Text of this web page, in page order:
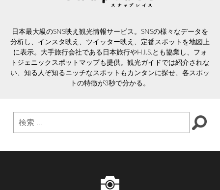
日本最大級のSNS映え観光情報サービス。SNSの様々なデータを
分析し、インスタ映え、ツイッター映え、定番スポットを地図上
に表示。大手旅行会社である日本旅行やH.I.S.とも協業し、フォ
トジェニックスポットマップも提供。観光ガイドでは紹介されな
い、知る人ぞ知るニッチなスポットもカンタンに探せ、各スポッ
トの特徴が3秒で分かる。